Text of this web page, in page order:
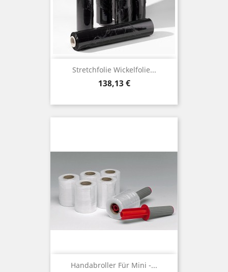
Stretchfolie Wickelfolie...
Preis
138,13 €
Handabroller Für Mini -...